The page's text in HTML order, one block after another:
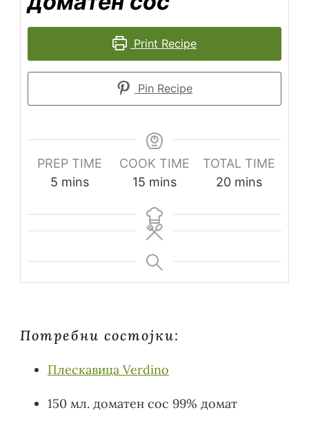
Print Recipe
Pin Recipe
PREP TIME
5 mins
COOK TIME
15 mins
TOTAL TIME
20 mins
Потребни состојки:
Плескавица Verdino
150 мл. доматен сос 99% домат